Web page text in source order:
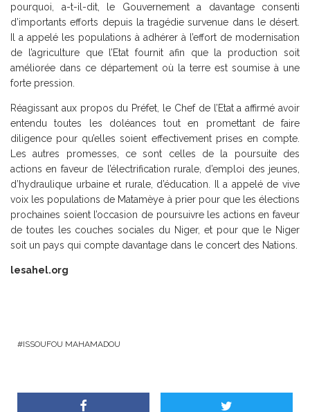
pourquoi, a-t-il-dit, le Gouvernement a davantage consenti
d’importants efforts depuis la tragédie survenue dans le désert.
Il a appelé les populations à adhérer à l’effort de modernisation
de l’agriculture que l’Etat fournit afin que la production soit
améliorée dans ce département où la terre est soumise à une
forte pression.
Réagissant aux propos du Préfet, le Chef de l’Etat a affirmé avoir
entendu toutes les doléances tout en promettant de faire
diligence pour qu’elles soient effectivement prises en compte.
Les autres promesses, ce sont celles de la poursuite des
actions en faveur de l’électrification rurale, d’emploi des jeunes,
d’hydraulique urbaine et rurale, d’éducation. Il a appelé de vive
voix les populations de Matamèye à prier pour que les élections
prochaines soient l’occasion de poursuivre les actions en faveur
de toutes les couches sociales du Niger, et pour que le Niger
soit un pays qui compte davantage dans le concert des Nations.
lesahel.org
ISSOUFOU MAHAMADOU